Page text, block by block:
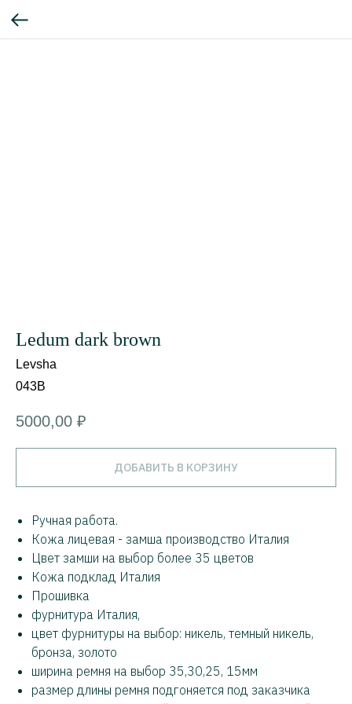
Ledum dark brown
Levsha
043B
5000,00 ₽
ДОБАВИТЬ В КОРЗИНУ
Ручная работа.
Кожа лицевая - замша производство Италия
Цвет замши на выбор более 35 цветов
Кожа подклад Италия
Прошивка
фурнитура Италия,
цвет фурнитуры на выбор: никель, темный никель,
бронза, золото
ширина ремня на выбор 35,30,25, 15мм
размер длины ремня подгоняется под заказчика